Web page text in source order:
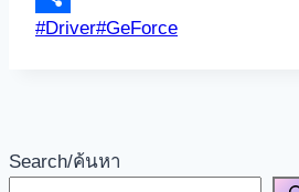
Share
Post
#Driver#GeForce
Search/ค้นหา